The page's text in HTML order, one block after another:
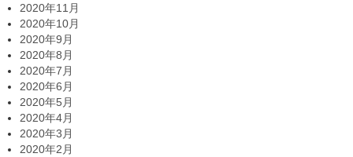
2020年11月
2020年10月
2020年9月
2020年8月
2020年7月
2020年6月
2020年5月
2020年4月
2020年3月
2020年2月